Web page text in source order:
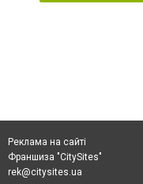
Реклама на сайті
Франшиза "CitySites"
rek@citysites.ua